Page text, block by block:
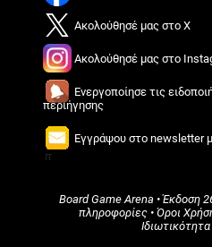
Ακολούθησέ μας στο X
Ακολούθησέ μας στο
Ενεργοποίησε τις
περιήγησης
Εγγράψου στο newsletter
Board Game Arena • Έκδοση
πληροφορίες •Όροι
Ιδιωτικότητα
π